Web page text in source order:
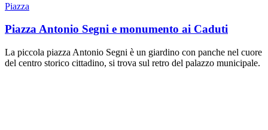
Piazza
Piazza Antonio Segni e monumento ai Caduti
La piccola piazza Antonio Segni è un giardino con panche nel cuore
del centro storico cittadino, si trova sul retro del palazzo municipale.